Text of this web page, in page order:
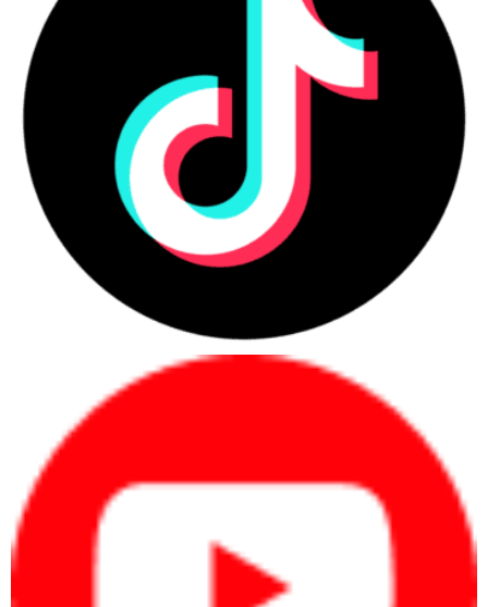
Giá thành phù hợp
HP Omen có giá thành tương đối hợp lý với các trang bị, linh kiện và
hiệu năng mà nó sở hữu, dao động từ 25-50 triệu đồng. Với mức giá
này, người hoàn toàn có thể sở hữu 1 chiếc laptop gaming có cấu
hình cực cao đáng với số tiền bỏ ra.
Hệ thống tản nhiệt hiệu quả
HP Omen được trang bị hệ thống tản nhiệt hiệu quả, giúp máy không